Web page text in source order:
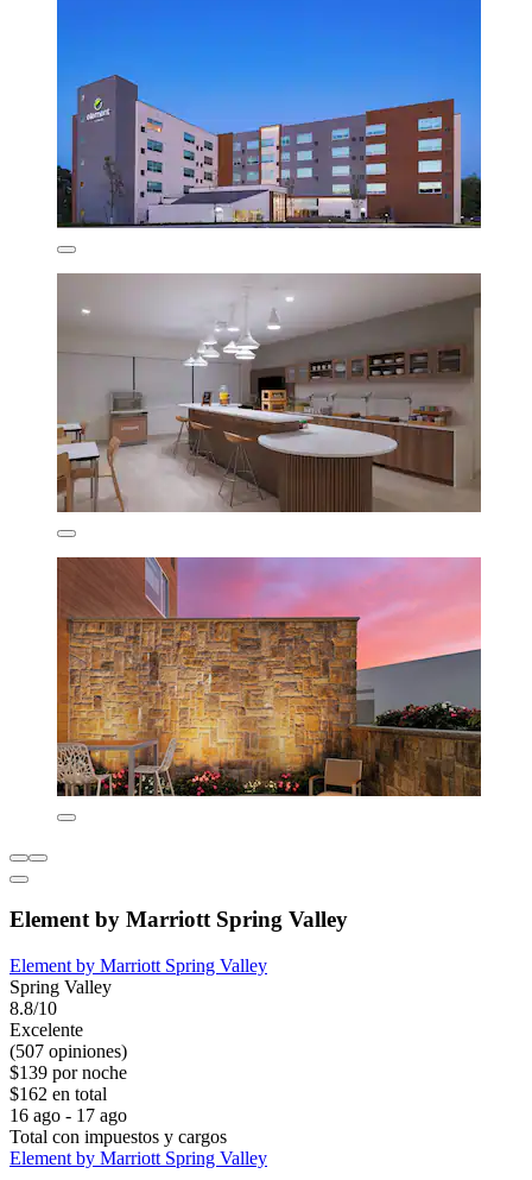
Element by Marriott Spring Valley
Element by Marriott Spring Valley
Spring Valley
8.8/10
Excelente
(507 opiniones)
$139 por noche
$162 en total
16 ago - 17 ago
Total con impuestos y cargos
Element by Marriott Spring Valley